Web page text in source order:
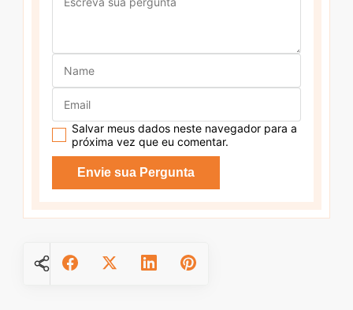
Salvar meus dados neste navegador para a
próxima vez que eu comentar.